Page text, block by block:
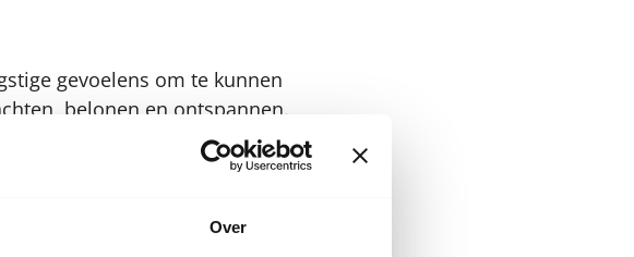
Over
gevoelens om te kunnen
belonen en ontspannen.
faalangst en handvatten voor het